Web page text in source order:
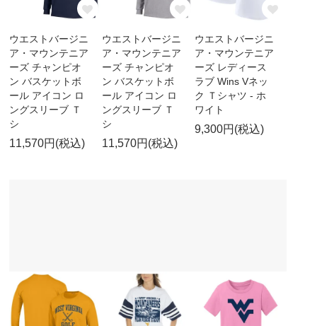
ウエストバージニ
ア・マウンテニア
ーズ チャンピオ
ン バスケットボ
ール アイコン ロ
ングスリーブ Ｔ
シ
11,570円(税込)
ウエストバージニ
ア・マウンテニア
ーズ チャンピオ
ン バスケットボ
ール アイコン ロ
ングスリーブ Ｔ
シ
11,570円(税込)
ウエストバージニ
ア・マウンテニア
ーズ レディース
ラブ Wins Vネッ
ク Ｔシャツ - ホ
ワイト
9,300円(税込)